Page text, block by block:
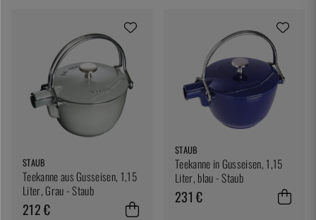
STAUB
Teekanne aus Gusseisen, 1,15
Liter, Grau - Staub
212 €
STAUB
Teekanne in Gusseisen, 1,15
Liter, blau - Staub
231 €